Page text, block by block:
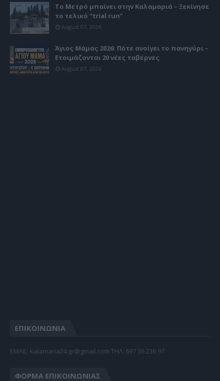
Το Μετρό μπαίνει στην Καλαμαριά – Ξεκίνησε
το τελικό “trial run”
August 07, 2026
Άγιος Μάμας 2026: Πότε ανοίγει το πανηγύρι –
Ετοιμάζονται 20 νέες ταβέρνες
August 07, 2026
ΕΠΙΚΟΙΝΩΝΙΑ
EMAIL: kalamaria24.gr@gmail.com TΗΛ: 697 36 236 97
ΦΌΡΜΑ ΕΠΙΚΟΙΝΩΝΊΑΣ